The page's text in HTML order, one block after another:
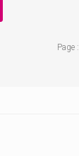
Page :